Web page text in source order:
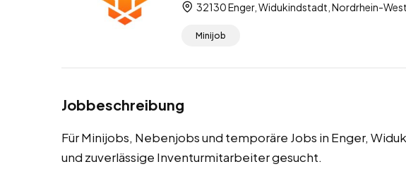
32130 Enger, Widukindstadt, Nordrhein-
Minijob
Jobbeschreibung
Für Minijobs, Nebenjobs und temporäre Jobs in Enger,
und zuverlässige Inventurmitarbeiter gesucht.